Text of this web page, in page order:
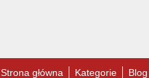
Strona główna Kategorie Blog